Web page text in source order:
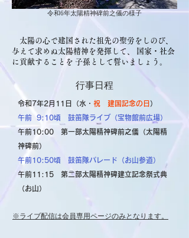
​令和6年太陽精神碑前之儀の様子
太陽の心で建国された祖先の聖労をしのび、
与えて求めぬ太陽精神を発揮して、 国家・社会
に貢献することを 子孫として誓いましょう。
行事日程
令和7年2月11日（水・ 祝 建国記念の日 ）
午前 9:10頃 鼓笛隊ライブ（宝物館前広場）
午前10:00 第一部太陽精神碑前之儀（太陽精
神碑前）
午前10:50頃 鼓笛隊パレード（お山参道）
午前11:15 第二部太陽精神碑建立記念祭式典
（お山）
​※ライブ配信は会員専用ページのみとなります。